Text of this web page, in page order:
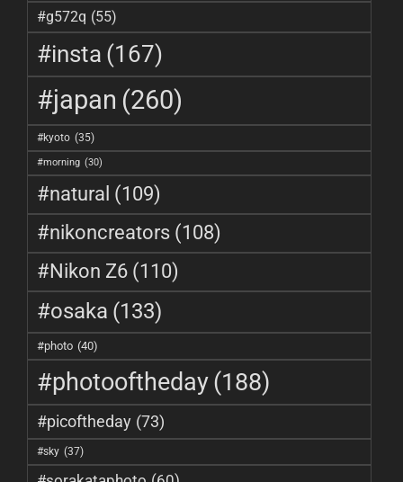
#g572q (55)
#insta (167)
#japan (260)
#kyoto (35)
#morning (30)
#natural (109)
#nikoncreators (108)
#Nikon Z6 (110)
#osaka (133)
#photo (40)
#photooftheday(188)
#picoftheday (73)
#sky (37)